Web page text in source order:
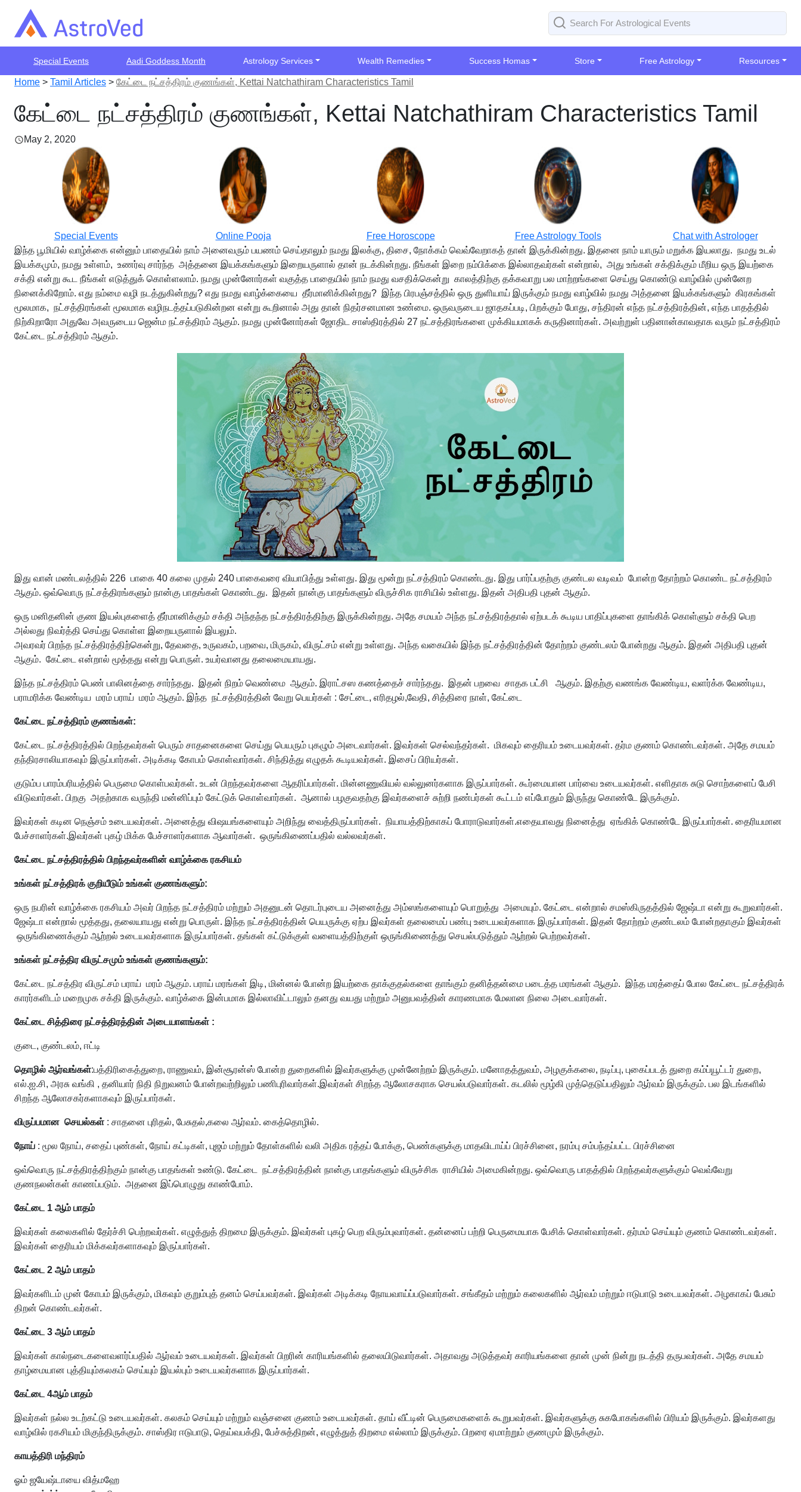
Special Events Aadi Goddess Month Astrology Services Wealth Remedies Success Homas Store Free Astrology Resources
Home > Tamil Articles > கேட்டை நட்சத்திரம் குணங்கள், Kettai Natchathiram Characteristics Tamil
கேட்டை நட்சத்திரம் குணங்கள், Kettai Natchathiram Characteristics Tamil
May 2, 2020
Special Events Online Pooja Free Horoscope Free Astrology Tools
Chat with Astrologer
இந்த பூமியில் வாழ்க்கை என்னும் பாதையில் நாம் அனைவரும் பயணம் செய்தாலும் நமது இலக்கு, திசை, நோக்கம் வெவ்வேறாகத் தான் இருக்கின்றது. இதனை நாம் யாரும் மறுக்க இயலாது. நமது உடல்
இயக்கமும், நமது உள்ளம், உணர்வு சார்ந்த அத்தனை இயக்கங்களும் இறையருளால் தான் நடக்கின்றது. நீங்கள் இறை நம்பிக்கை இல்லாதவர்கள் என்றால், அது உங்கள் சக்திக்கும் மீறிய ஒரு இயற்கை
சக்தி என்று கூட நீங்கள் எடுத்துக் கொள்ளலாம். நமது முன்னோர்கள் வகுத்த பாதையில் நாம் நமது வசதிக்கென்று காலத்திற்கு தக்கவாறு பல மாற்றங்களை செய்து கொண்டு வாழ்வில் முன்னேற
நினைக்கிறோம். எது நம்மை வழி நடத்துகின்றது? எது நமது வாழ்க்கையை தீர்மானிக்கின்றது? இந்த பிரபஞ்சத்தில் ஒரு துளியாய் இருக்கும் நமது வாழ்வில் நமது அத்தனை இயக்கங்களும் கிரகங்கள்
மூலமாக, நட்சத்திரங்கள் மூலமாக வழிநடத்தப்படுகின்றன என்று கூறினால் அது தான் நிதர்சனமான உண்மை. ஒருவருடைய ஜாதகப்படி, பிறக்கும் போது, சந்திரன் எந்த நட்சத்திரத்தின், எந்த பாதத்தில்
நிற்கிறாரோ அதுவே அவருடைய ஜென்ம நட்சத்திரம் ஆகும். நமது முன்னோர்கள் ஜோதிட சாஸ்திரத்தில் 27 நட்சத்திரங்களை முக்கியமாகக் கருதினார்கள். அவற்றுள் பதினான்காவதாக வரும் நட்சத்திரம்
கேட்டை நட்சத்திரம் ஆகும்.
இது வான் மண்டலத்தில் 226 பாகை 40 கலை முதல் 240 பாகைவரை வியாபித்து உள்ளது. இது மூன்று நட்சத்திரம் கொண்டது. இது பார்ப்பதற்கு குண்டல வடிவம் போன்ற தோற்றம் கொண்ட நட்சத்திரம்
ஆகும். ஒவ்வொரு நட்சத்திரங்களும் நான்கு பாதங்கள் கொண்டது. இதன் நான்கு பாதங்களும் விருச்சிக ராசியில் உள்ளது. இதன் அதிபதி புதன் ஆகும்.
ஒரு மனிதனின் குண இயல்புகளைத் தீர்மானிக்கும் சக்தி அந்தந்த நட்சத்திரத்திற்கு இருக்கின்றது. அதே சமயம் அந்த நட்சத்திரத்தால் ஏற்படக் கூடிய பாதிப்புகளை தாங்கிக் கொள்ளும் சக்தி பெற
அல்லது நிவர்த்தி செய்து கொள்ள இறையருளால் இயலும்.
அவரவர் பிறந்த நட்சத்திரத்திற்கென்று, தேவதை, உருவகம், பறவை, மிருகம், விருட்சம் என்று உள்ளது. அந்த வகையில் இந்த நட்சத்திரத்தின் தோற்றம் குண்டலம் போன்றது ஆகும். இதன் அதிபதி புதன்
ஆகும். கேட்டை என்றால் மூத்தது என்று பொருள். உயர்வானது தலைமையாயது.
இந்த நட்சத்திரம் பெண் பாலினத்தை சார்ந்தது. இதன் நிறம் வெண்மை ஆகும். இராட்சஸ கணத்தைச் சார்ந்தது. இதன் பறவை சாதக பட்சி ஆகும். இதற்கு வணங்க வேண்டிய, வளர்க்க வேண்டிய,
பராமரிக்க வேண்டிய மரம் பராய் மரம் ஆகும். இந்த நட்சத்திரத்தின் வேறு பெயர்கள் : சேட்டை, எரிதழல்,வேதி, சித்திரை நாள், கேட்டை
கேட்டை நட்சத்திரம் குணங்கள்:
கேட்டை நட்சத்திரத்தில் பிறந்தவர்கள் பெரும் சாதனைகளை செய்து பெயரும் புகழும் அடைவார்கள். இவர்கள் செல்வந்தர்கள். மிகவும் தைரியம் உடையவர்கள். தர்ம குணம் கொண்டவர்கள். அதே சமயம்
தந்திரசாலியாகவும் இருப்பார்கள். அடிக்கடி கோபம் கொள்வார்கள். சிந்தித்து எழுதக் கூடியவர்கள். இசைப் பிரியர்கள்.
குடும்ப பாரம்பரியத்தில் பெருமை கொள்பவர்கள். உடன் பிறந்தவர்களை ஆதரிப்பார்கள். மின்னணுவியல் வல்லுனர்களாக இருப்பார்கள். கூர்மையான பார்வை உடையவர்கள். எளிதாக சுடு சொற்களைப் பேசி
விடுவார்கள். பிறகு அதற்காக வருந்தி மன்னிப்பும் கேட்டுக் கொள்வார்கள். ஆனால் பழகுவதற்கு இவர்களைச் சுற்றி நண்பர்கள் கூட்டம் எப்போதும் இருந்து கொண்டே இருக்கும்.
இவர்கள் கடின நெஞ்சம் உடையவர்கள். அனைத்து விஷயங்களையும் அறிந்து வைத்திருப்பார்கள். நியாயத்திற்காகப் போராடுவார்கள்.எதையாவது நினைத்து ஏங்கிக் கொண்டே இருப்பார்கள். தைரியமான
பேச்சாளர்கள்.இவர்கள் புகழ் மிக்க பேச்சாளர்களாக ஆவார்கள். ஒருங்கிணைப்பதில் வல்லவர்கள்.
கேட்டை நட்சத்திரத்தில் பிறந்தவர்களின் வாழ்க்கை ரகசியம்
உங்கள் நட்சத்திரக் குறியீடும் உங்கள் குணங்களும்:
ஒரு நபரின் வாழ்க்கை ரகசியம் அவர் பிறந்த நட்சத்திரம் மற்றும் அதனுடன் தொடர்புடைய அனைத்து அம்ஸங்களையும் பொறுத்து அமையும். கேட்டை என்றால் சமஸ்கிருதத்தில் ஜேஷ்டா என்று கூறுவார்கள்.
ஜேஷ்டா என்றால் மூத்தது, தலையாயது என்று பொருள். இந்த நட்சத்திரத்தின் பெயருக்கு ஏற்ப இவர்கள் தலைமைப் பண்பு உடையவர்களாக இருப்பார்கள். இதன் தோற்றம் குண்டலம் போன்றதாகும் இவர்கள்
ஒருங்கிணைக்கும் ஆற்றல் உடையவர்களாக இருப்பார்கள். தங்கள் கட்டுக்குள் வளையத்திற்குள் ஒருங்கிணைத்து செயல்படுத்தும் ஆற்றல் பெற்றவர்கள்.
உங்கள் நட்சத்திர விருட்சமும் உங்கள் குணங்களும்:
கேட்டை நட்சத்திர விருட்சம் பராய் மரம் ஆகும். பராய் மரங்கள் இடி, மின்னல் போன்ற இயற்கை தாக்குதல்களை தாங்கும் தனித்தன்மை படைத்த மரங்கள் ஆகும். இந்த மரத்தைப் போல கேட்டை நட்சத்திரக்
காரர்களிடம் மறைமுக சக்தி இருக்கும். வாழ்க்கை இன்பமாக இல்லாவிட்டாலும் தனது வயது மற்றும் அனுபவத்தின் காரணமாக மேலான நிலை அடைவார்கள்.
கேட்டை சித்திரை நட்சத்திரத்தின் அடையாளங்கள் :
குடை, குண்டலம், ஈட்டி
தொழில் ஆர்வங்கள்:பத்திரிகைத்துறை, ராணுவம், இன்சூரன்ஸ் போன்ற துறைகளில் இவர்களுக்கு முன்னேற்றம் இருக்கும். மனோதத்துவம், அழகுக்கலை, நடிப்பு, புகைப்படத் துறை கம்ப்யூட்டர் துறை,
எல்.ஐ.சி, அரசு வங்கி , தனியார் நிதி நிறுவனம் போன்றவற்றிலும் பணிபுரிவார்கள்.இவர்கள் சிறந்த ஆலோசகராக செயல்படுவார்கள். கடலில் மூழ்கி முத்தெடுப்பதிலும் ஆர்வம் இருக்கும். பல இடங்களில்
சிறந்த ஆலோசகர்களாகவும் இருப்பார்கள்.
விருப்பமான செயல்கள் : சாதனை புரிதல், பேசுதல்,கலை ஆர்வம். கைத்தொழில்.
நோய் : மூல நோய், சதைப் புண்கள், நோய் கட்டிகள், புஜம் மற்றும் தோள்களில் வலி அதிக ரத்தப் போக்கு, பெண்களுக்கு மாதவிடாய்ப் பிரச்சினை, நரம்பு சம்பந்தப்பட்ட பிரச்சினை
ஒவ்வொரு நட்சத்திரத்திற்கும் நான்கு பாதங்கள் உண்டு. கேட்டை நட்சத்திரத்தின் நான்கு பாதங்களும் விருச்சிக ராசியில் அமைகின்றது. ஒவ்வொரு பாதத்தில் பிறந்தவர்களுக்கும் வெவ்வேறு
குணநலன்கள் காணப்படும். அதனை இப்பொழுது காண்போம்.
கேட்டை 1 ஆம் பாதம்
இவர்கள் கலைகளில் தேர்ச்சி பெற்றவர்கள். எழுத்துத் திறமை இருக்கும். இவர்கள் புகழ் பெற விரும்புவார்கள். தன்னைப் பற்றி பெருமையாக பேசிக் கொள்வார்கள். தர்மம் செய்யும் குணம் கொண்டவர்கள்.
இவர்கள் தைரியம் மிக்கவர்களாகவும் இருப்பார்கள்.
கேட்டை 2 ஆம் பாதம்
இவர்களிடம் முன் கோபம் இருக்கும், மிகவும் குறும்புத் தனம் செய்பவர்கள். இவர்கள் அடிக்கடி நோயவாய்ப்படுவார்கள். சங்கீதம் மற்றும் கலைகளில் ஆர்வம் மற்றும் ஈடுபாடு உடையவர்கள். அழகாகப் பேசும்
திறன் கொண்டவர்கள்.
கேட்டை 3 ஆம் பாதம்
இவர்கள் கால்நடைகளைவளர்ப்பதில் ஆர்வம் உடையவர்கள். இவர்கள் பிறரின் காரியங்களில் தலையிடுவார்கள். அதாவது அடுத்தவர் காரியங்களை தான் முன் நின்று நடத்தி தருபவர்கள். அதே சமயம்
தாழ்மையான புத்தியும்கலகம் செய்யும் இயல்பும் உடையவர்களாக இருப்பார்கள்.
கேட்டை 4ஆம் பாதம்
இவர்கள் நல்ல உடற்கட்டு உடையவர்கள். கலகம் செய்யும் மற்றும் வஞ்சனை குணம் உடையவர்கள். தாய் வீட்டின் பெருமைகளைக் கூறுபவர்கள். இவர்களுக்கு சுகபோகங்களில் பிரியம் இருக்கும். இவர்களது
வாழ்வில் ரகசியம் மிகுந்திருக்கும். சாஸ்திர ஈடுபாடு, தெய்வபக்தி, பேச்சுத்திறன், எழுத்துத் திறமை எல்லாம் இருக்கும். பிறரை ஏமாற்றும் குணமும் இருக்கும்.
காயத்திரி மந்திரம்
ஓம் ஜயேஷ்டாயை வித்மஹே